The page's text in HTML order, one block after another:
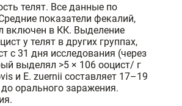
телят. Все данные по
показатели фекалий,
включен в КК. Выделение
у телят в других группах,
с 31 дня исследования (через
выделял >5 × 106 ооцист/ г
и E. zuernii составляет 17–19
орального заражения.